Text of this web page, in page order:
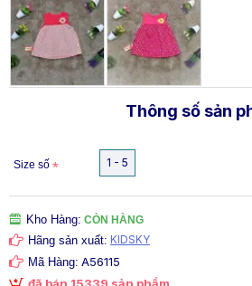
Kho Hàng: CÒN HÀNG
Hãng sản xuất: KIDSKY
Mã Hàng: A56115
đã bán 15339 sản phẩm
Thông số sản
Size số 1 - 5